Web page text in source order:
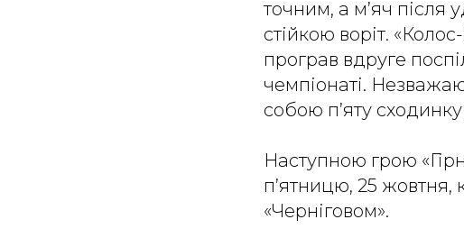
точним, а м’яч
стійкою воріт.
програв вдруге
чемпіонаті.
собою п’яту
Наступною грою
п’ятницю, 25 жовтня,
«Черніговом».